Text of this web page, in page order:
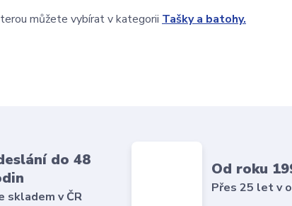
můžete vybírat v kategorii Tašky a batohy.
do 48
skladem v ČR
Od roku
Přes 25 let v